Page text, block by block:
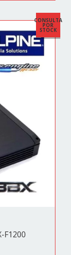
CONSULTA
POR
STOCK
F1200